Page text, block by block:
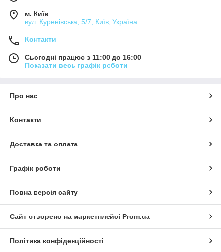
м. Київ
вул. Куренівська, 5/7, Київ, Україна
Контакти
Сьогодні працює з 11:00 до 16:00
Показати весь графік роботи
Про нас
Контакти
Доставка та оплата
Графік роботи
Повна версія сайту
Сайт створено на маркетплейсі Prom.ua
Політика конфіденційності